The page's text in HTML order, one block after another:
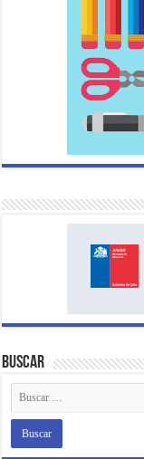
Buscar